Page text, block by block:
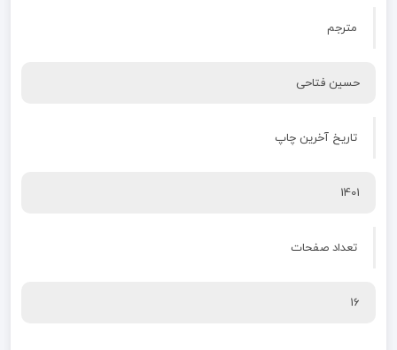
مترجم
حسین فتاحی
تاریخ آخرین چاپ
1401
تعداد صفحات
16